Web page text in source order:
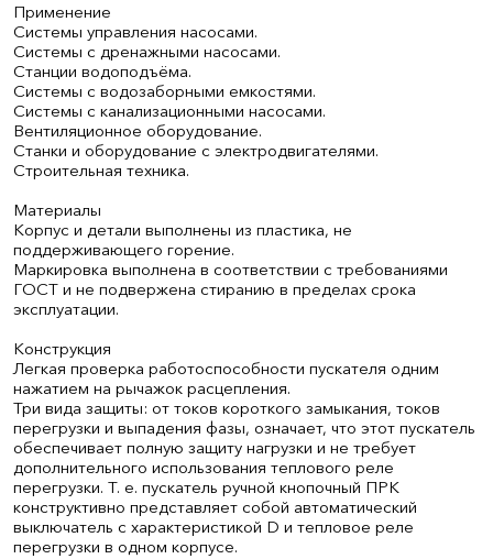
Применение
Системы управления насосами.
Системы с дренажными насосами.
Станции водоподъёма.
Системы с водозаборными емкостями.
Системы с канализационными насосами.
Вентиляционное оборудование.
Станки и оборудование с электродвигателями.
Строительная техника.
Материалы
Корпус и детали выполнены из пластика, не
поддерживающего горение.
Маркировка выполнена в соответствии с требованиями
ГОСТ и не подвержена стиранию в пределах срока
эксплуатации.
Конструкция
Легкая проверка работоспособности пускателя одним
нажатием на рычажок расцепления.
Три вида защиты: от токов короткого замыкания, токов
перегрузки и выпадения фазы, означает, что этот пускатель
обеспечивает полную защиту нагрузки и не требует
дополнительного использования теплового реле
перегрузки. Т. е. пускатель ручной кнопочный ПРК
конструктивно представляет собой автоматический
выключатель с характеристикой D и тепловое реле
перегрузки в одном корпусе.